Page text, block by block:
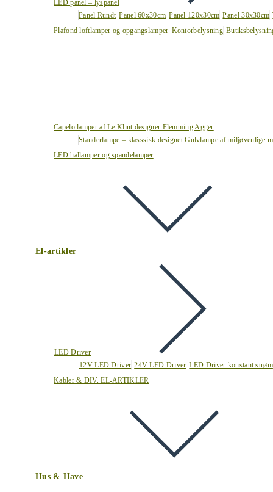
LED panel – lyspanel
Panel Rundt Panel 60x30cm Panel 120x30cm Panel 30x30cm
Plafond loftlamper og opgangslamper Kontorbelysning
Capelo lamper af Le Klint designer Flemming Agger
Standerlampe – klasssisk designet Gulvlampe af miljøvenlige
LED hallamper og spandelamper
El-artikler
LED Driver
12V LED Driver 24V LED Driver LED Driver konstant strøm
Kabler & DIV. EL-ARTIKLER
Hus & Have